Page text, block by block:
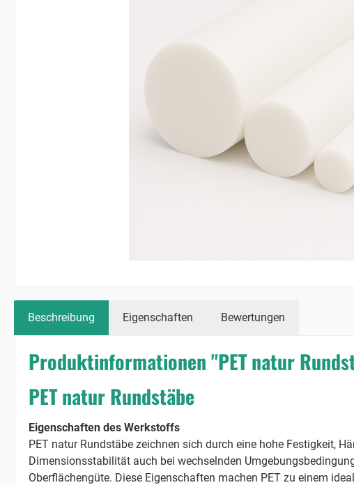
Beschreibung Eigenschaften Bewertungen
Produktinformationen "PET natur
PET natur Rundstäbe
Eigenschaften des Werkstoffs
PET natur Rundstäbe zeichnen sich durch eine hohe Festigkeit,
Dimensionsstabilität auch bei wechselnden
Oberflächengüte. Diese Eigenschaften machen PET zu einem